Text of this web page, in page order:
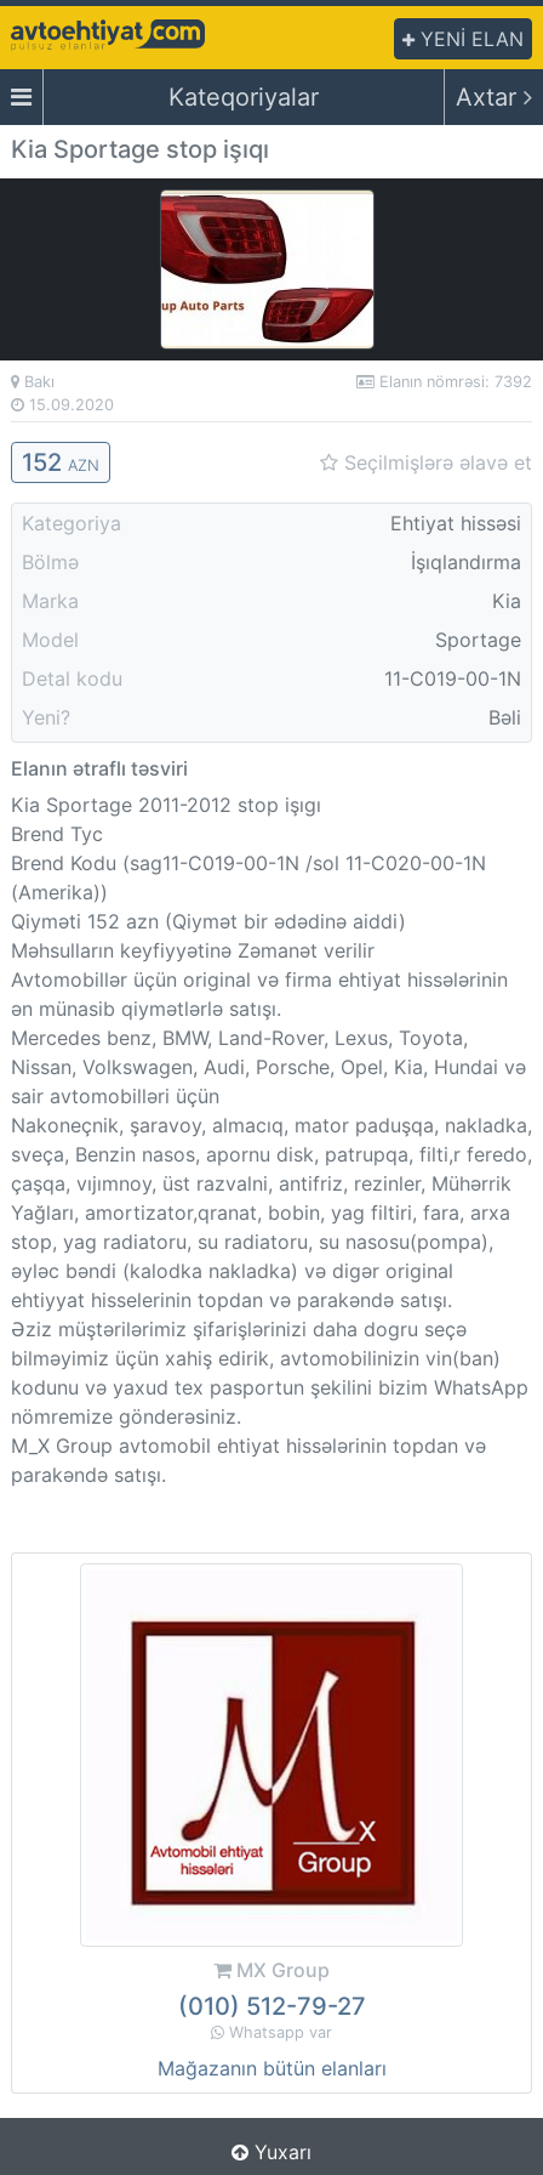
YENİ ELAN
Kateqoriyalar
Axtar
Kia Sportage stop işıqı
Bakı
15.09.2020
Elanın nömrəsi: 7392
152 AZN Seçilmişlərə əlavə et
Kategoriya
Ehtiyat hissəsi
Bölmə
İşıqlandırma
Marka
Kia
Model
Sportage
Detal kodu
11-C019-00-1N
Yeni?
Bəli
Elanın ətraflı təsviri
Kia Sportage 2011-2012 stop işıgı
Brend Tyc
Brend Kodu (sag11-C019-00-1N /sol 11-C020-00-1N
(Amerika))
Qiyməti 152 azn (Qiymət bir ədədinə aiddi)
Məhsulların keyfiyyətinə Zəmanət verilir
Avtomobillər üçün original və firma ehtiyat hissələrinin
ən münasib qiymətlərlə satışı.
Mercedes benz, BMW, Land-Rover, Lexus, Toyota,
Nissan, Volkswagen, Audi, Porsche, Opel, Kia, Hundai və
sair avtomobilləri üçün
Nakoneçnik, şaravoy, almacıq, mator paduşqa, nakladka,
sveça, Benzin nasos, apornu disk, patrupqa, filti,r feredo,
çaşqa, vıjımnoy, üst razvalni, antifriz, rezinler, Mühərrik
Yağları, amortizator,qranat, bobin, yag filtiri, fara, arxa
stop, yag radiatoru, su radiatoru, su nasosu(pompa),
əyləc bəndi (kalodka nakladka) və digər original
ehtiyyat hisselerinin topdan və parakəndə satışı.
Əziz müştərilərimiz şifarişlərinizi daha dogru seçə
bilməyimiz üçün xahiş edirik, avtomobilinizin vin(ban)
kodunu və yaxud tex pasportun şekilini bizim WhatsApp
nömremize gönderəsiniz.
M_X Group avtomobil ehtiyat hissələrinin topdan və
parakəndə satışı.
MX Group
(010) 512-79-27
Whatsapp var
Mağazanın bütün elanları
Yuxarı